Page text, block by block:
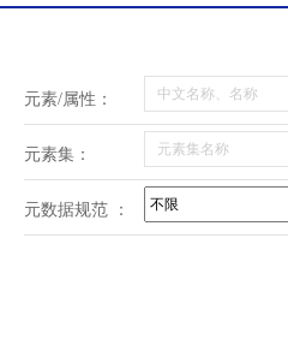
元素/属性：
元素集：
元数据规范 ：